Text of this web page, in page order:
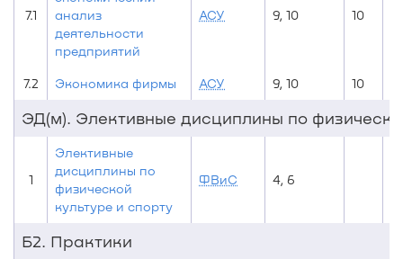
7.1
анализ
деятельности
предприятий
АСУ 9, 10 10
7.2 Экономика фирмы АСУ 9, 10 10
ЭД(м). Элективные дисциплины по
1
Элективные
дисциплины по
физической
культуре и спорту
ФВиС 4, 6
Б2. Практики